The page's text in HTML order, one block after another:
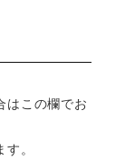
はこの欄でお
。